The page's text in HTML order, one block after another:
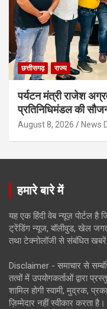
छत्तीसगढ़ राज्य
पर्यटन मंत्री राजेश
प्रतिनिधिमंडल की
August 8, 2026 News
हमारे बारे में
यह एक हिंदी वेब न्यूज़ पोर्टल है
ट्रेंडिंग न्यूज, बॉलीवुड, खेल
तथा टेक्नोलॉजी से संबंधित खबरें
Disclaimer - समाचार से
तत्वों में उपयोगकर्ताओं द्वारा
शामिल होगी स्वामी, मुद्रक,
ज़िम्मेदार नहीं स्वीकार करता